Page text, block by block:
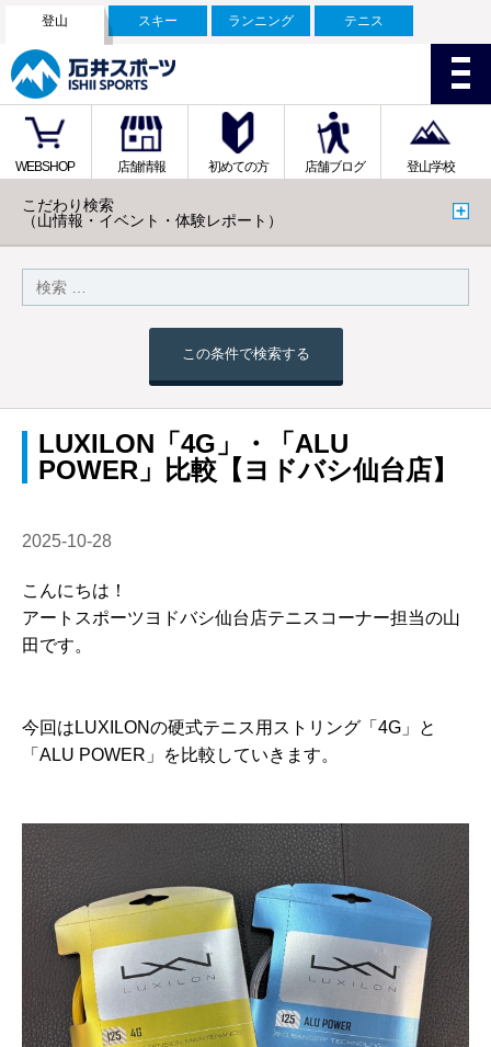
登山 スキー ランニング テニス
WEBSHOP 店舗情報 初めての方 店舗ブログ 登山学校
こだわり検索
（山情報・イベント・体験レポート）
この条件で検索する
LUXILON「4G」・「ALU
POWER」比較【ヨドバシ仙台店】
2025-10-28
こんにちは！
アートスポーツヨドバシ仙台店テニスコーナー担当の山
田です。
今回はLUXILONの硬式テニス用ストリング「4G」と
「ALU POWER」を比較していきます。